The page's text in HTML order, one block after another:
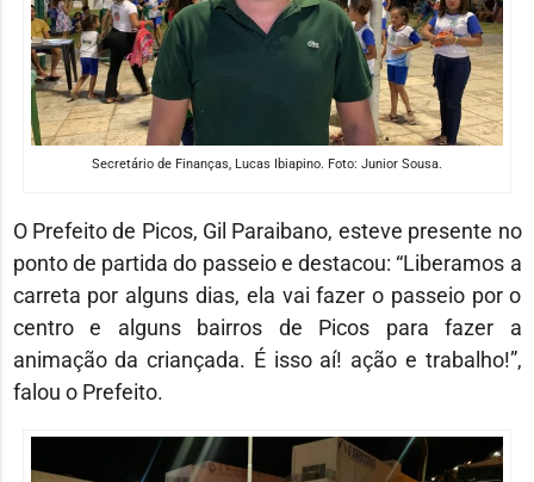
Secretário de Finanças, Lucas Ibiapino. Foto: Junior Sousa.
O Prefeito de Picos, Gil Paraibano, esteve presente no
ponto de partida do passeio e destacou: “Liberamos a
carreta por alguns dias, ela vai fazer o passeio por o
centro e alguns bairros de Picos para fazer a
animação da criançada. É isso aí! ação e trabalho!”,
falou o Prefeito.